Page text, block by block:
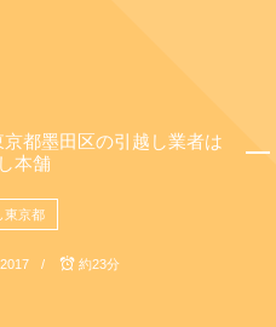
都墨田区の引越し業者は
本舗
東京都
2017 約23分